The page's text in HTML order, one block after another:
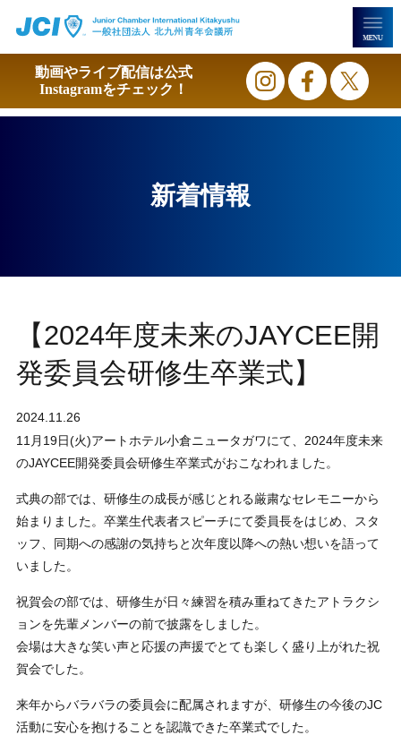
動画やライブ配信は公式
Instagramをチェック！
新着情報
【2024年度未来のJAYCEE開
発委員会研修生卒業式】
2024.11.26
11月19日(火)アートホテル小倉ニュータガワにて、2024年度未来
のJAYCEE開発委員会研修生卒業式がおこなわれました。
式典の部では、研修生の成長が感じとれる厳粛なセレモニーから
始まりました。卒業生代表者スピーチにて委員長をはじめ、スタ
ッフ、同期への感謝の気持ちと次年度以降への熱い想いを語って
いました。
祝賀会の部では、研修生が日々練習を積み重ねてきたアトラクシ
ョンを先輩メンバーの前で披露をしました。
会場は大きな笑い声と応援の声援でとても楽しく盛り上がれた祝
賀会でした。
来年からバラバラの委員会に配属されますが、研修生の今後のJC
活動に安心を抱けることを認識できた卒業式でした。